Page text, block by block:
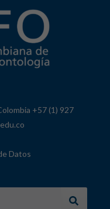
+57 (1) 927
Datos